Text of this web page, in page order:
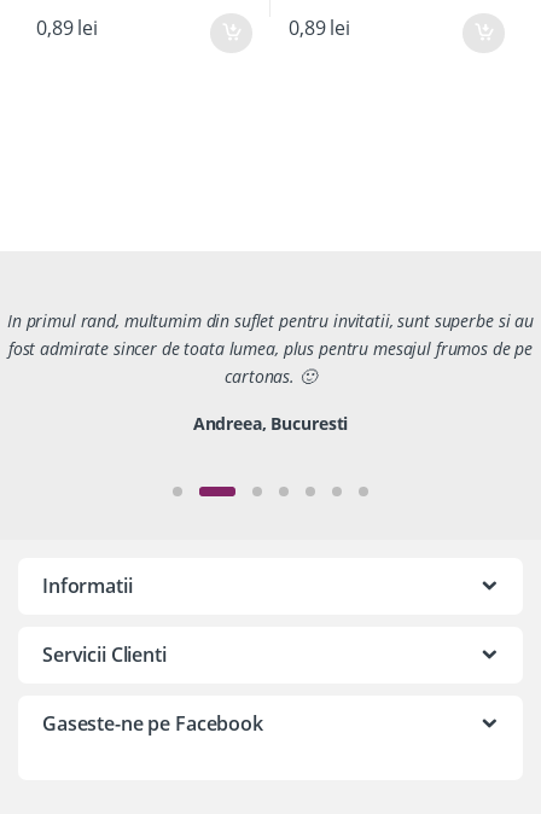
0,89lei 0,89lei
In primul rand, multumim din suflet pentru invitatii, sunt superbe si au
fost admirate sincer de toata lumea, plus pentru mesajul frumos de pe
cartonas. 🙂
Andreea, Bucuresti
Informatii
Servicii Clienti
Gaseste-ne pe Facebook